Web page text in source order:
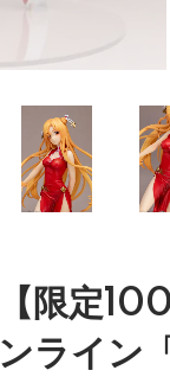
【限定
ンライン